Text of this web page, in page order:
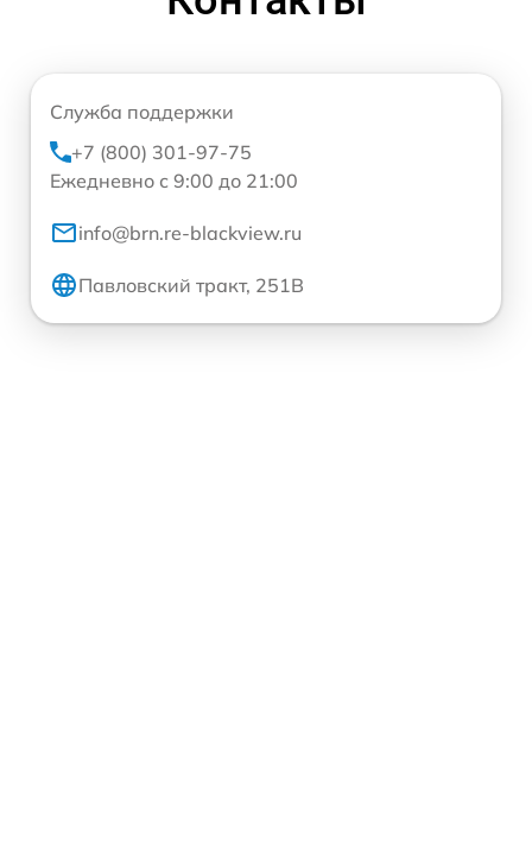
Служба поддержки
+7 (800) 301-97-75
Ежедневно с 9:00 до 21:00
info@brn.re-blackview.ru
Павловский тракт, 251В